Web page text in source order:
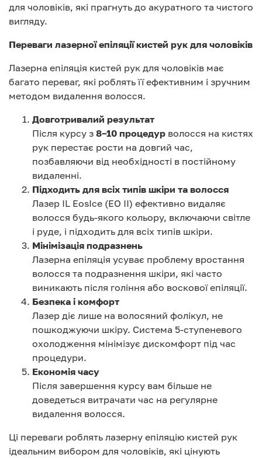
для чоловіків, які прагнуть до акуратного та чистого
вигляду.
Переваги лазерної епіляції кистей рук для чоловіків
Лазерна епіляція кистей рук для чоловіків має
багато переваг, які роблять її ефективним і зручним
методом видалення волосся.
Довготривалий результат
Після курсу з 8–10 процедур волосся на кистях
рук перестає рости на довгий час,
позбавляючи від необхідності в постійному
видаленні.
Підходить для всіх типів шкіри та волосся
Лазер IL EosIce (EO II) ефективно видаляє
волосся будь-якого кольору, включаючи світле
і руде, і підходить для всіх типів шкіри.
Мінімізація подразнень
Лазерна епіляція усуває проблему вростання
волосся та подразнення шкіри, які часто
виникають після гоління або воскової епіляції.
Безпека і комфорт
Лазер діє лише на волосяний фолікул, не
пошкоджуючи шкіру. Система 5-ступеневого
охолодження мінімізує дискомфорт під час
процедури.
Економія часу
Після завершення курсу вам більше не
доведеться витрачати час на регулярне
видалення волосся.
Ці переваги роблять лазерну епіляцію кистей рук
ідеальним вибором для чоловіків, які цінують